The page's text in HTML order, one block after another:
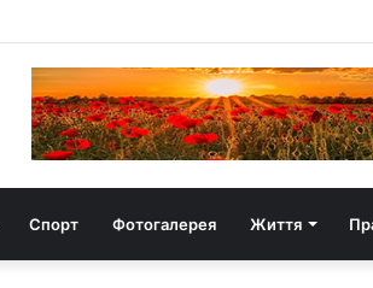
Спорт Фотогалерея Життя